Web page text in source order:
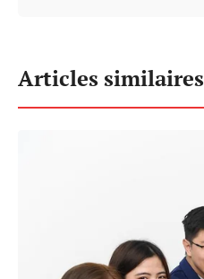
Articles similaires